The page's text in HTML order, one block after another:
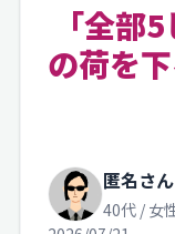
「全部
の荷を
匿名さん
40代 / 女